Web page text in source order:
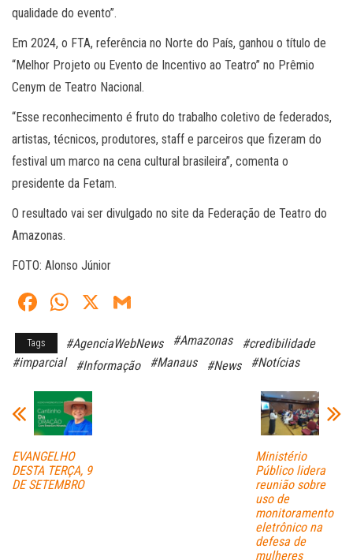
qualidade do evento”.
Em 2024, o FTA, referência no Norte do País, ganhou o título de
“Melhor Projeto ou Evento de Incentivo ao Teatro” no Prêmio
Cenym de Teatro Nacional.
“Esse reconhecimento é fruto do trabalho coletivo de federados,
artistas, técnicos, produtores, staff e parceiros que fizeram do
festival um marco na cena cultural brasileira”, comenta o
presidente da Fetam.
O resultado vai ser divulgado no site da Federação de Teatro do
Amazonas.
FOTO: Alonso Júnior
Fa
ce
bo
W
ts
A
pp
X
ail
Tags #AgenciaWebNews #Amazonas
#credibilidade
#imparcial
#Informação #Manaus #News #Notícias
EVANGELHO
DESTA TERÇA, 9
DE SETEMBRO
Ministério
Público lidera
reunião sobre
uso de
monitoramento
eletrônico na
defesa de
mulheres